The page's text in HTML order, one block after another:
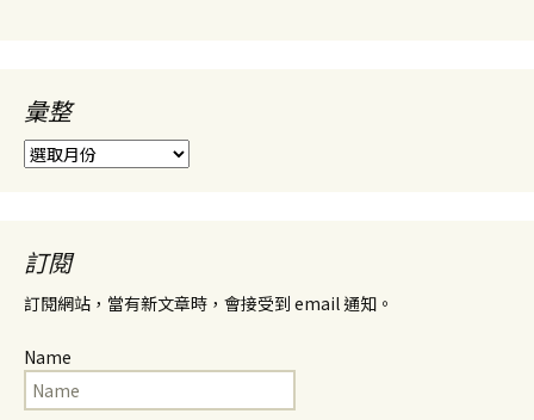
彙整
彙
整
訂閱
訂閱網站，當有新文章時，會接受到 email 通知。
Name